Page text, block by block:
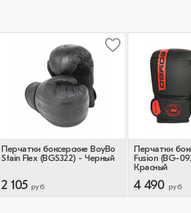
Перчатки боксерские BoyBo
Stain Flex (BGS322) - Черный
2 105 руб
Перчатки
Fusion (BG-
Красный
4 490 руб